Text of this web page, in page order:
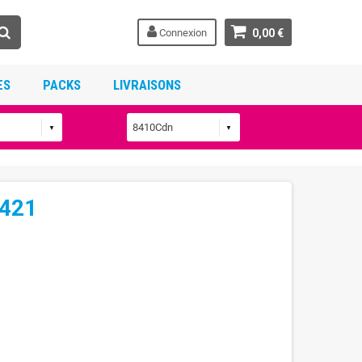
0,00 €
Connexion
PACKS LIVRAISONS